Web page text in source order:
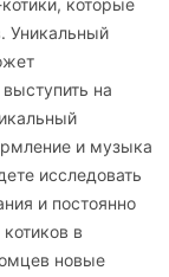
которые
Уникальный
на
и музыка
исследовать
и постоянно
в
новые